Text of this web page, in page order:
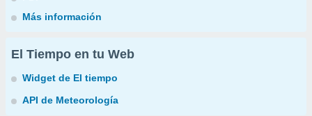
Más información
El Tiempo en tu Web
Widget de El tiempo
API de Meteorología